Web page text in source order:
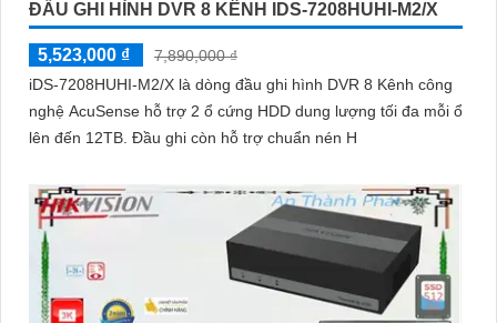
ĐẦU GHI HÌNH DVR 8 KÊNH IDS-7208HUHI-M2/X
5,523,000 ₫
7,890,000 ₫
iDS-7208HUHI-M2/X là dòng đầu ghi hình DVR 8 Kênh công
nghệ AcuSense hỗ trợ 2 ổ cứng HDD dung lượng tối đa mỗi ổ
lên đến 12TB. Đầu ghi còn hỗ trợ chuẩn nén H